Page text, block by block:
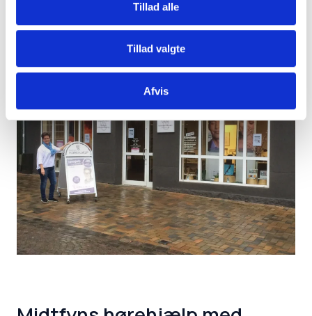
Tillad alle
Tillad valgte
Afvis